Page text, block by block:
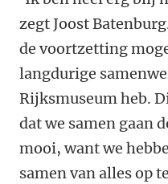
zegt Joost
de voortzetting
langdurige
Rijksmuseum heb.
dat we samen gaan
mooi, want we
samen van alles op